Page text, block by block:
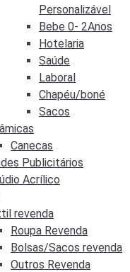
Personalizável
Bebe 0- 2Anos
Hotelaria
Saúde
Laboral
Chapéu/boné
Sacos
Canecas
Publicitários
Acrílico
revenda
Roupa Revenda
Bolsas/Sacos revenda
Outros Revenda